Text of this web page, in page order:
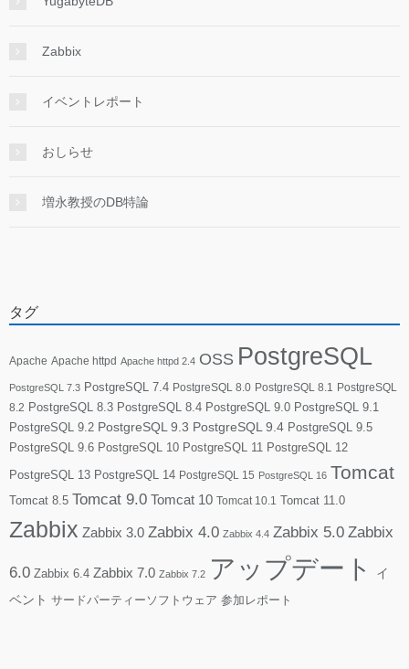
Zabbix
イベントレポート
おしらせ
増永教授のDB特論
タグ
Apache Apache httpd Apache httpd 2.4 OSS PostgreSQL
PostgreSQL 7.3 PostgreSQL 7.4 PostgreSQL 8.0 PostgreSQL 8.1
PostgreSQL
8.2 PostgreSQL 8.3 PostgreSQL 8.4 PostgreSQL 9.0 PostgreSQL 9.1
PostgreSQL 9.2 PostgreSQL 9.3 PostgreSQL 9.4 PostgreSQL 9.5
PostgreSQL 9.6 PostgreSQL 10 PostgreSQL 11 PostgreSQL 12
PostgreSQL 13 PostgreSQL 14 PostgreSQL 15 PostgreSQL 16 Tomcat
Tomcat 8.5 Tomcat 9.0 Tomcat 10 Tomcat 10.1 Tomcat 11.0
Zabbix Zabbix 3.0 Zabbix 4.0 Zabbix 4.4 Zabbix 5.0 Zabbix
6.0 Zabbix 6.4 Zabbix 7.0 Zabbix 7.2 アップデート
イ
ベント サードパーティーソフトウェア 参加レポート